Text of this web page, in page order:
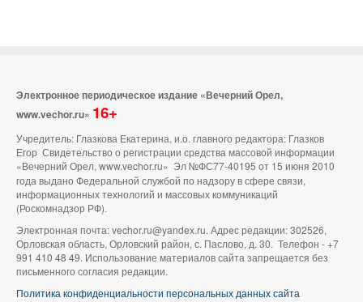
Электронное периодическое издание «Вечерний Орел,
www.vechor.ru» 16+
Учредитель: Глазкова Екатерина, и.о. главного редактора: Глазков
Егор Свидетельство о регистрации средства массовой информации
«Вечерний Орел, www.vechor.ru» Эл №ФС77-40195 от 15 июня 2010
года выдано Федеральной службой по надзору в сфере связи,
информационных технологий и массовых коммуникаций
(Роскомнадзор РФ).
Электронная почта: vechor.ru@yandex.ru. Адрес редакции: 302526,
Орловская область, Орловский район, с. Паслово, д. 30. Телефон - +7
991 410 48 49. Использование материалов сайта запрещается без
письменного согласия редакции.
Политика конфиденциальности персональных данных сайта